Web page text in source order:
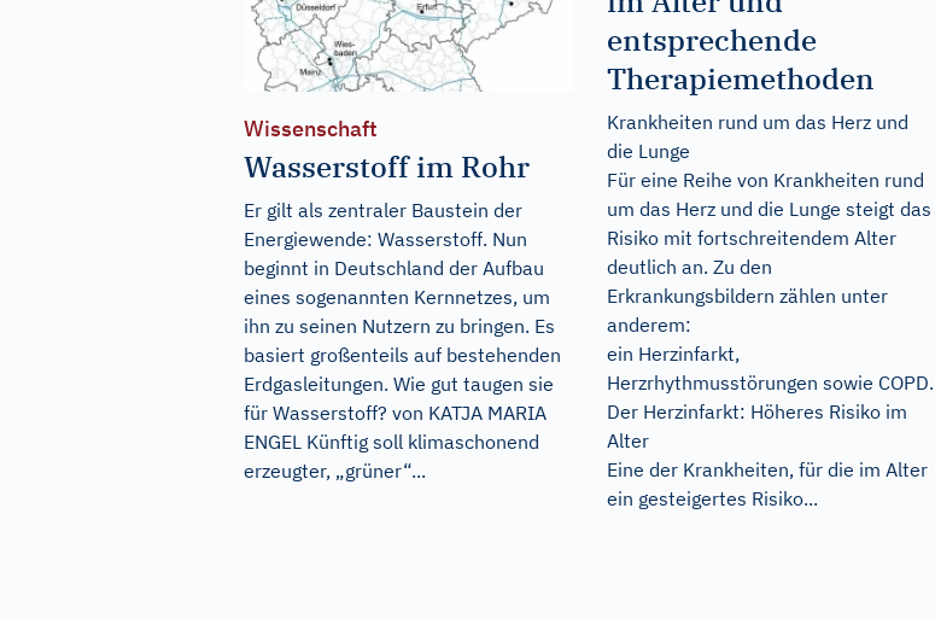
Wissenschaft
Wasserstoff im Rohr
Er gilt als zentraler Baustein der
Energiewende: Wasserstoff. Nun
beginnt in Deutschland der Aufbau
eines sogenannten Kernnetzes, um
ihn zu seinen Nutzern zu bringen. Es
basiert großenteils auf bestehenden
Erdgasleitungen. Wie gut taugen sie
für Wasserstoff? von KATJA MARIA
ENGEL Künftig soll klimaschonend
erzeugter, „grüner“...
entsprechende
Therapiemethoden
Krankheiten rund um das Herz und
die Lunge
Für eine Reihe von Krankheiten rund
um das Herz und die Lunge steigt das
Risiko mit fortschreitendem Alter
deutlich an. Zu den
Erkrankungsbildern zählen unter
anderem:
ein Herzinfarkt,
Herzrhythmusstörungen sowie COPD.
Der Herzinfarkt: Höheres Risiko im
Alter
Eine der Krankheiten, für die im Alter
ein gesteigertes Risiko...